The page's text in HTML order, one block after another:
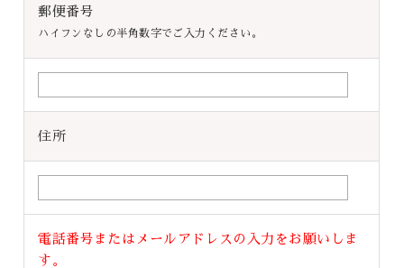
郵便番号
ハイフンなしの半角数字でご入力ください。
住所
電話番号またはメールアドレスの入力をお願いしま
す。